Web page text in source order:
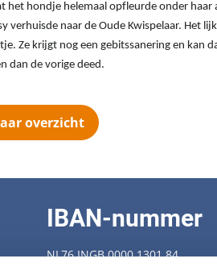
het hondje helemaal opfleurde onder haar
verhuisde naar de Oude Kwispelaar. Het
Ze krijgt nog een gebitssanering en kan
dan de vorige deed.
overzicht
IBAN-nummer
NL76 INGB 0000 1301 84